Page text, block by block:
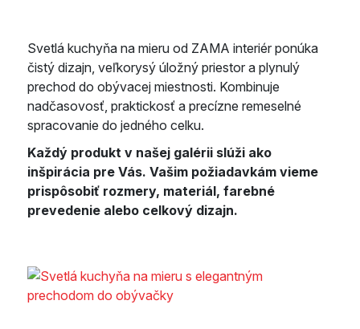
Svetlá kuchyňa na mieru od ZAMA interiér ponúka
čistý dizajn, veľkorysý úložný priestor a plynulý
prechod do obývacej miestnosti. Kombinuje
nadčasovosť, praktickosť a precízne remeselné
spracovanie do jedného celku.
Každý produkt v našej galérii slúži ako
inšpirácia pre Vás. Vašim požiadavkám vieme
prispôsobiť rozmery, materiál, farebné
prevedenie alebo celkový dizajn.